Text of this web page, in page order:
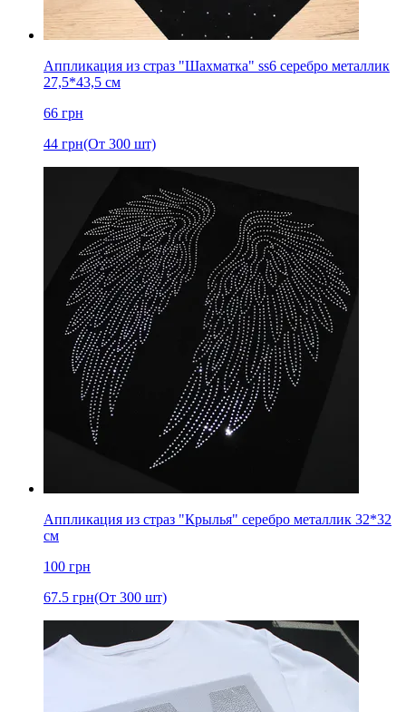
Аппликация из страз "Шахматка" ss6 серебро металлик
27,5*43,5 см
66 грн
44 грн(От 300 шт)
Аппликация из страз "Крылья" серебро металлик 32*32
см
100 грн
67.5 грн(От 300 шт)